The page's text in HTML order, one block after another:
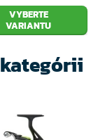
VYBERTE
VARIANTU